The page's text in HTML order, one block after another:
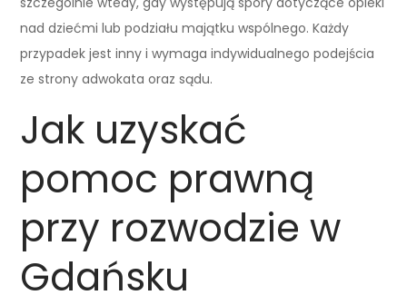
nad dziećmi lub podziału majątku wspólnego. Każdy
przypadek jest inny i wymaga indywidualnego podejścia
ze strony adwokata oraz sądu.
Jak uzyskać
pomoc prawną
przy rozwodzie w
Gdańsku